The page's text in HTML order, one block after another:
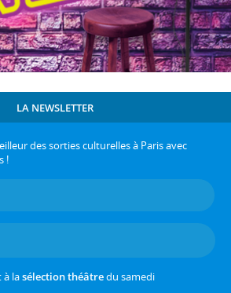
LA NEWSLETTER
des sorties culturelles à Paris avec
!
à lasélection théâtredu samedi